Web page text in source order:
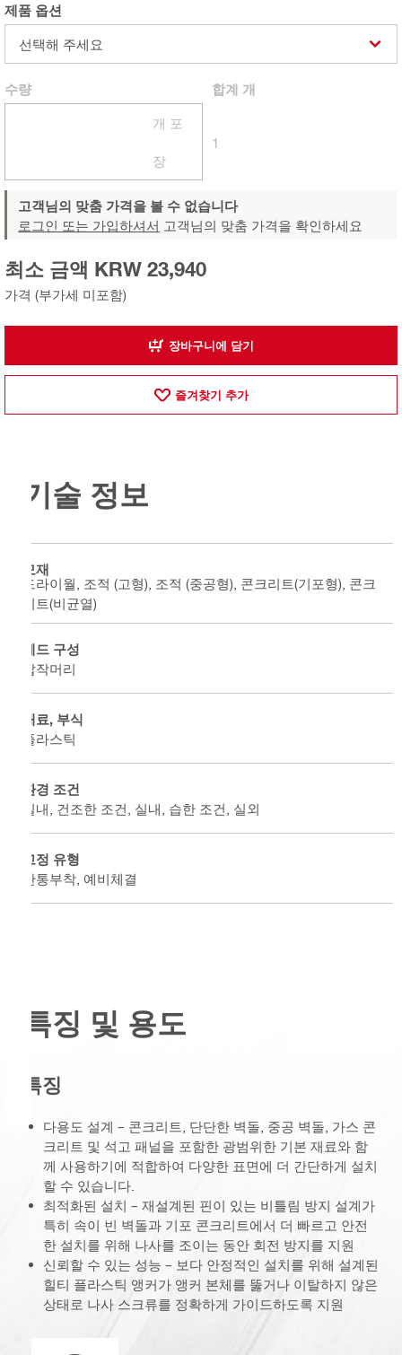
제품 옵션
선택해 주세요
수량
개 포
장
합계 개
1
고객님의 맞춤 가격을 볼 수 없습니다
로그인 또는 가입하셔서 고객님의 맞춤 가격을 확인하세요
가격 (부가세 미포함)
최소 금액 KRW 23,940
장바구니에 담기
즐겨찾기 추가
기술 정보
모재
드라이월, 조적 (고형), 조적 (중공형), 콘크리트(기포형), 콘크
리트(비균열)
헤드 구성
납작머리
재료, 부식
플라스틱
환경 조건
실내, 건조한 조건, 실내, 습한 조건, 실외
고정 유형
관통부착, 예비체결
특징 및 용도
특징
다용도 설계 – 콘크리트, 단단한 벽돌, 중공 벽돌, 가스 콘
크리트 및 석고 패널을 포함한 광범위한 기본 재료와 함
께 사용하기에 적합하여 다양한 표면에 더 간단하게 설치
할 수 있습니다.
최적화된 설치 – 재설계된 핀이 있는 비틀림 방지 설계가
특히 속이 빈 벽돌과 기포 콘크리트에서 더 빠르고 안전
한 설치를 위해 나사를 조이는 동안 회전 방지를 지원
신뢰할 수 있는 성능 – 보다 안정적인 설치를 위해 설계된
힐티 플라스틱 앵커가 앵커 본체를 뚫거나 이탈하지 않은
상태로 나사 스크류를 정확하게 가이드하도록 지원